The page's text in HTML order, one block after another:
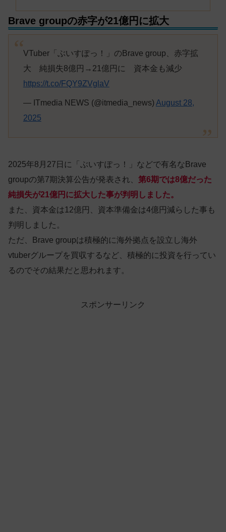
Brave groupの赤字が21億円に拡大
VTuber「ぶいすぽっ！」のBrave group、赤字拡
大 純損失8億円→21億円に 資本金も減少
https://t.co/FQY9ZVglaV
— ITmedia NEWS (@itmedia_news) August 28,
2025
2025年8月27日に「ぶいすぽっ！」などで有名なBrave
groupの第7期決算公告が発表され、 第6期では8億だった
純損失が21億円に拡大した事が判明しました。
また、資本金は12億円、資本準備金は4億円減らした事も
判明しました。
ただ、Brave groupは積極的に海外拠点を設立し海外
vtuberグループを買収するなど、積極的に投資を行ってい
るのでその結果だと思われます。
スポンサーリンク